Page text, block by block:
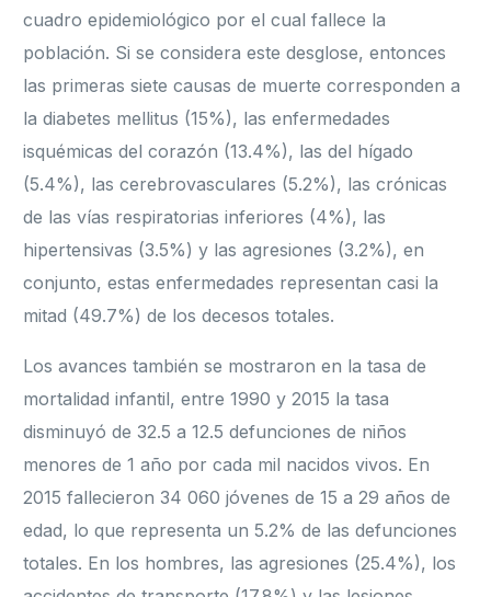
cuadro epidemiológico por el cual fallece la
población. Si se considera este desglose, entonces
las primeras siete causas de muerte corresponden a
la diabetes mellitus (15%), las enfermedades
isquémicas del corazón (13.4%), las del hígado
(5.4%), las cerebrovasculares (5.2%), las crónicas
de las vías respiratorias inferiores (4%), las
hipertensivas (3.5%) y las agresiones (3.2%), en
conjunto, estas enfermedades representan casi la
mitad (49.7%) de los decesos totales.
Los avances también se mostraron en la tasa de
mortalidad infantil, entre 1990 y 2015 la tasa
disminuyó de 32.5 a 12.5 defunciones de niños
menores de 1 año por cada mil nacidos vivos. En
2015 fallecieron 34 060 jóvenes de 15 a 29 años de
edad, lo que representa un 5.2% de las defunciones
totales. En los hombres, las agresiones (25.4%), los